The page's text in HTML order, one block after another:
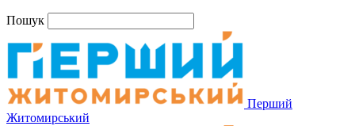
Пошук
Перший
Житомирський